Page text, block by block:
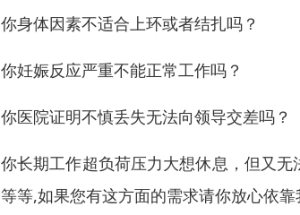
你身体因素不适合上环或者结扎吗？
你妊娠反应严重不能正常工作吗？
你医院证明不慎丢失无法向领导交差吗？
你长期工作超负荷压力大想休息，但又
等等,如果您有这方面的需求请你放心依